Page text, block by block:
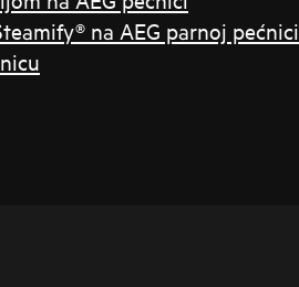
na AEG parnoj pećnici